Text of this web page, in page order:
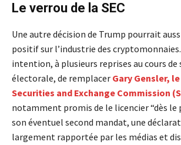
Le verrou de la SEC
Une autre décision de Trump pourrait
positif sur l’industrie des
intention, à plusieurs reprises au cours de
électorale, de remplacer Gary Gensler,
Securities and Exchange Commission
notamment promis de le licencier “dès le
son éventuel second mandat, une
largement rapportée par les médias et